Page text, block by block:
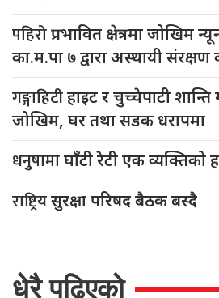
पहिरोप्रभावित क्षेत्रमा जोखिम
का.म.पा ७ द्वारा अस्थायी संरक्षण
गङ्गाहिटीहाइट र चुच्चेपाटी शान्ति
जोखिम, घर तथा सडक धरापमा
धनुषामाघाँटी रेटी एक व्यक्तिको
राष्ट्रियसुरक्षा परिषद बैठक बस्दै
धेरै पढिएको